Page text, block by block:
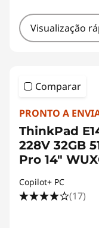
Visualização
Comparar
PRONTO A
ThinkPad
228V 32GB
Pro 14"
Copilot+ PC
(17)